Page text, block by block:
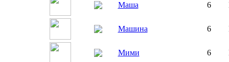
Маша 6
Машина 6
Мими 6